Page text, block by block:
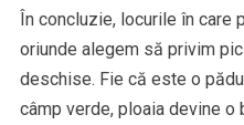
În concluzie, locurile în care
oriunde alegem să privim
deschise. Fie că este o
câmp verde, ploaia devine o